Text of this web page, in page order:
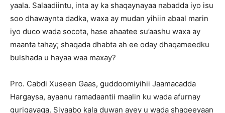
yaala. Salaadiintu, inta ay ka shaqaynayaa nabadda iyo isu
soo dhawaynta dadka, waxa ay mudan yihiin abaal marin
iyo duco wada socota, hase ahaatee su’aashu waxa ay
maanta tahay; shaqada dhabta ah ee oday dhaqameedku
bulshada u hayaa waa maxay?
Pro. Cabdi Xuseen Gaas, guddoomiyihii Jaamacadda
Hargaysa, ayaanu ramadaantii maalin ku wada afurnay
gurigayaga. Siyaabo kala duwan ayey u wada shaqeeyaan